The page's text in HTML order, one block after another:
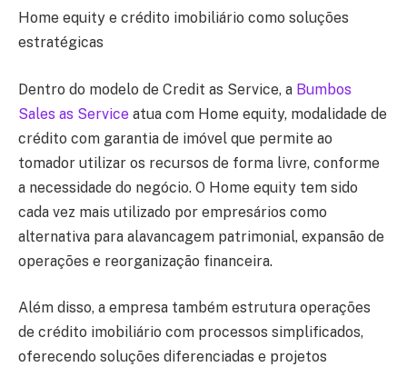
Home equity e crédito imobiliário como soluções
estratégicas
Dentro do modelo de Credit as Service, a Bumbos
Sales as Service atua com Home equity, modalidade de
crédito com garantia de imóvel que permite ao
tomador utilizar os recursos de forma livre, conforme
a necessidade do negócio. O Home equity tem sido
cada vez mais utilizado por empresários como
alternativa para alavancagem patrimonial, expansão de
operações e reorganização financeira.
Além disso, a empresa também estrutura operações
de crédito imobiliário com processos simplificados,
oferecendo soluções diferenciadas e projetos